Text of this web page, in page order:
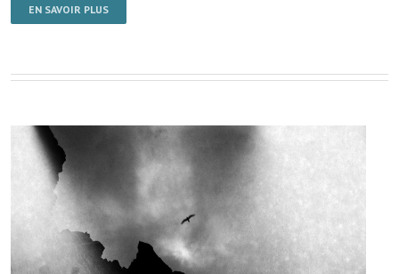
EN SAVOIR PLUS